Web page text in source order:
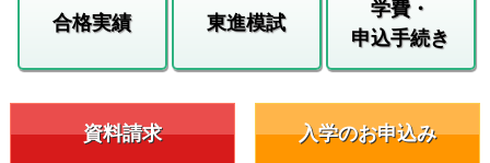
合格実績 東進模試
学費・
申込手続き
資料請求 入学のお申込み